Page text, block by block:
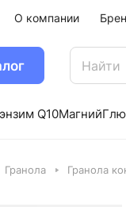
О компании
Q10Магний
Гранола Гранола